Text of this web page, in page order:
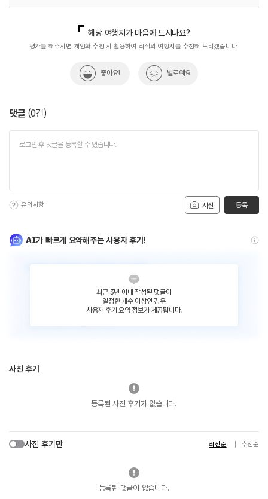
해당 여행지가 마음에 드시나요?
평가를 해주시면 개인화 추천 시 활용하여 최적의 여행지를 추천해 드리겠습니다.
좋아요! 별로예요
댓글 (0건)
사진
유의사항 등록
AI가 빠르게 요약해주는 사용자 후기!
최근 3년 이내 작성된 댓글이
일정한 개수 이상인 경우
사용자 후기 요약 정보가 제공됩니다.
사진 후기
등록된 사진 후기가 없습니다.
사진 후기만 최신순 추천순
등록된 댓글이 없습니다.